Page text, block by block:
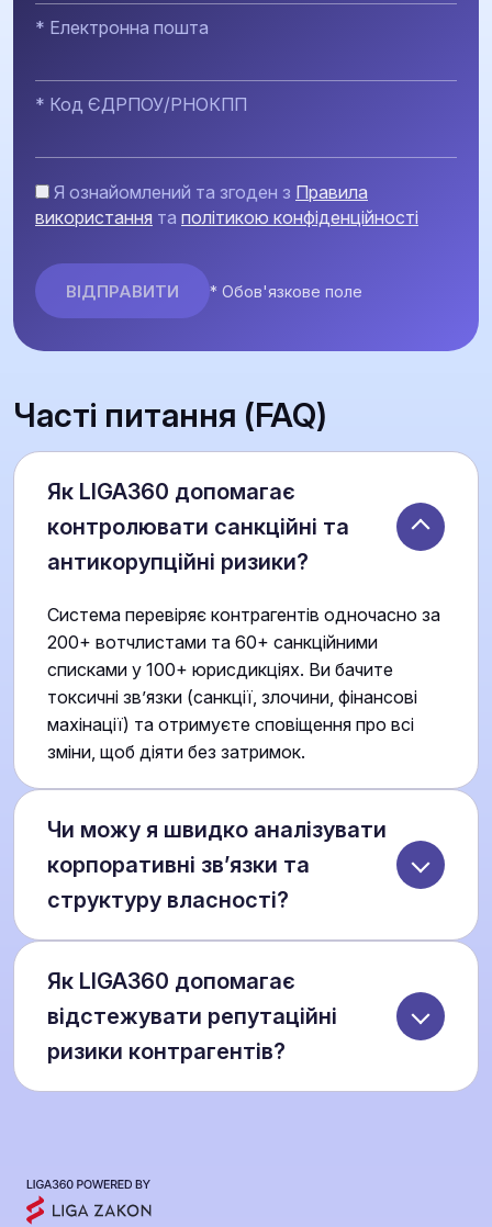
* Електронна пошта
* Код ЄДРПОУ/РНОКПП
Я ознайомлений та згоден з Правила
використання та політикою конфіденційності
* Обов'язкове поле
Часті питання (FAQ)
Як LIGA360 допомагає
контролювати санкційні та
антикорупційні ризики?
Система перевіряє контрагентів одночасно за
200+ вотчлистами та 60+ санкційними
списками у 100+ юрисдикціях. Ви бачите
токсичні зв’язки (санкції, злочини, фінансові
махінації) та отримуєте сповіщення про всі
зміни, щоб діяти без затримок.
Чи можу я швидко аналізувати
корпоративні зв’язки та
структуру власності?
юрисдикційні карти власності та пов’язаних
осіб, показує приховані родинні чи бізнес-
зв’язки та відокремлює ризикові елементи. Це
дозволяє зменшити час на due diligence у
кілька разів.
Як LIGA360 допомагає
відстежувати репутаційні
ризики контрагентів?
санкції чи кримінальні справи навіть у тих
випадках, коли оригінальні матеріали вже